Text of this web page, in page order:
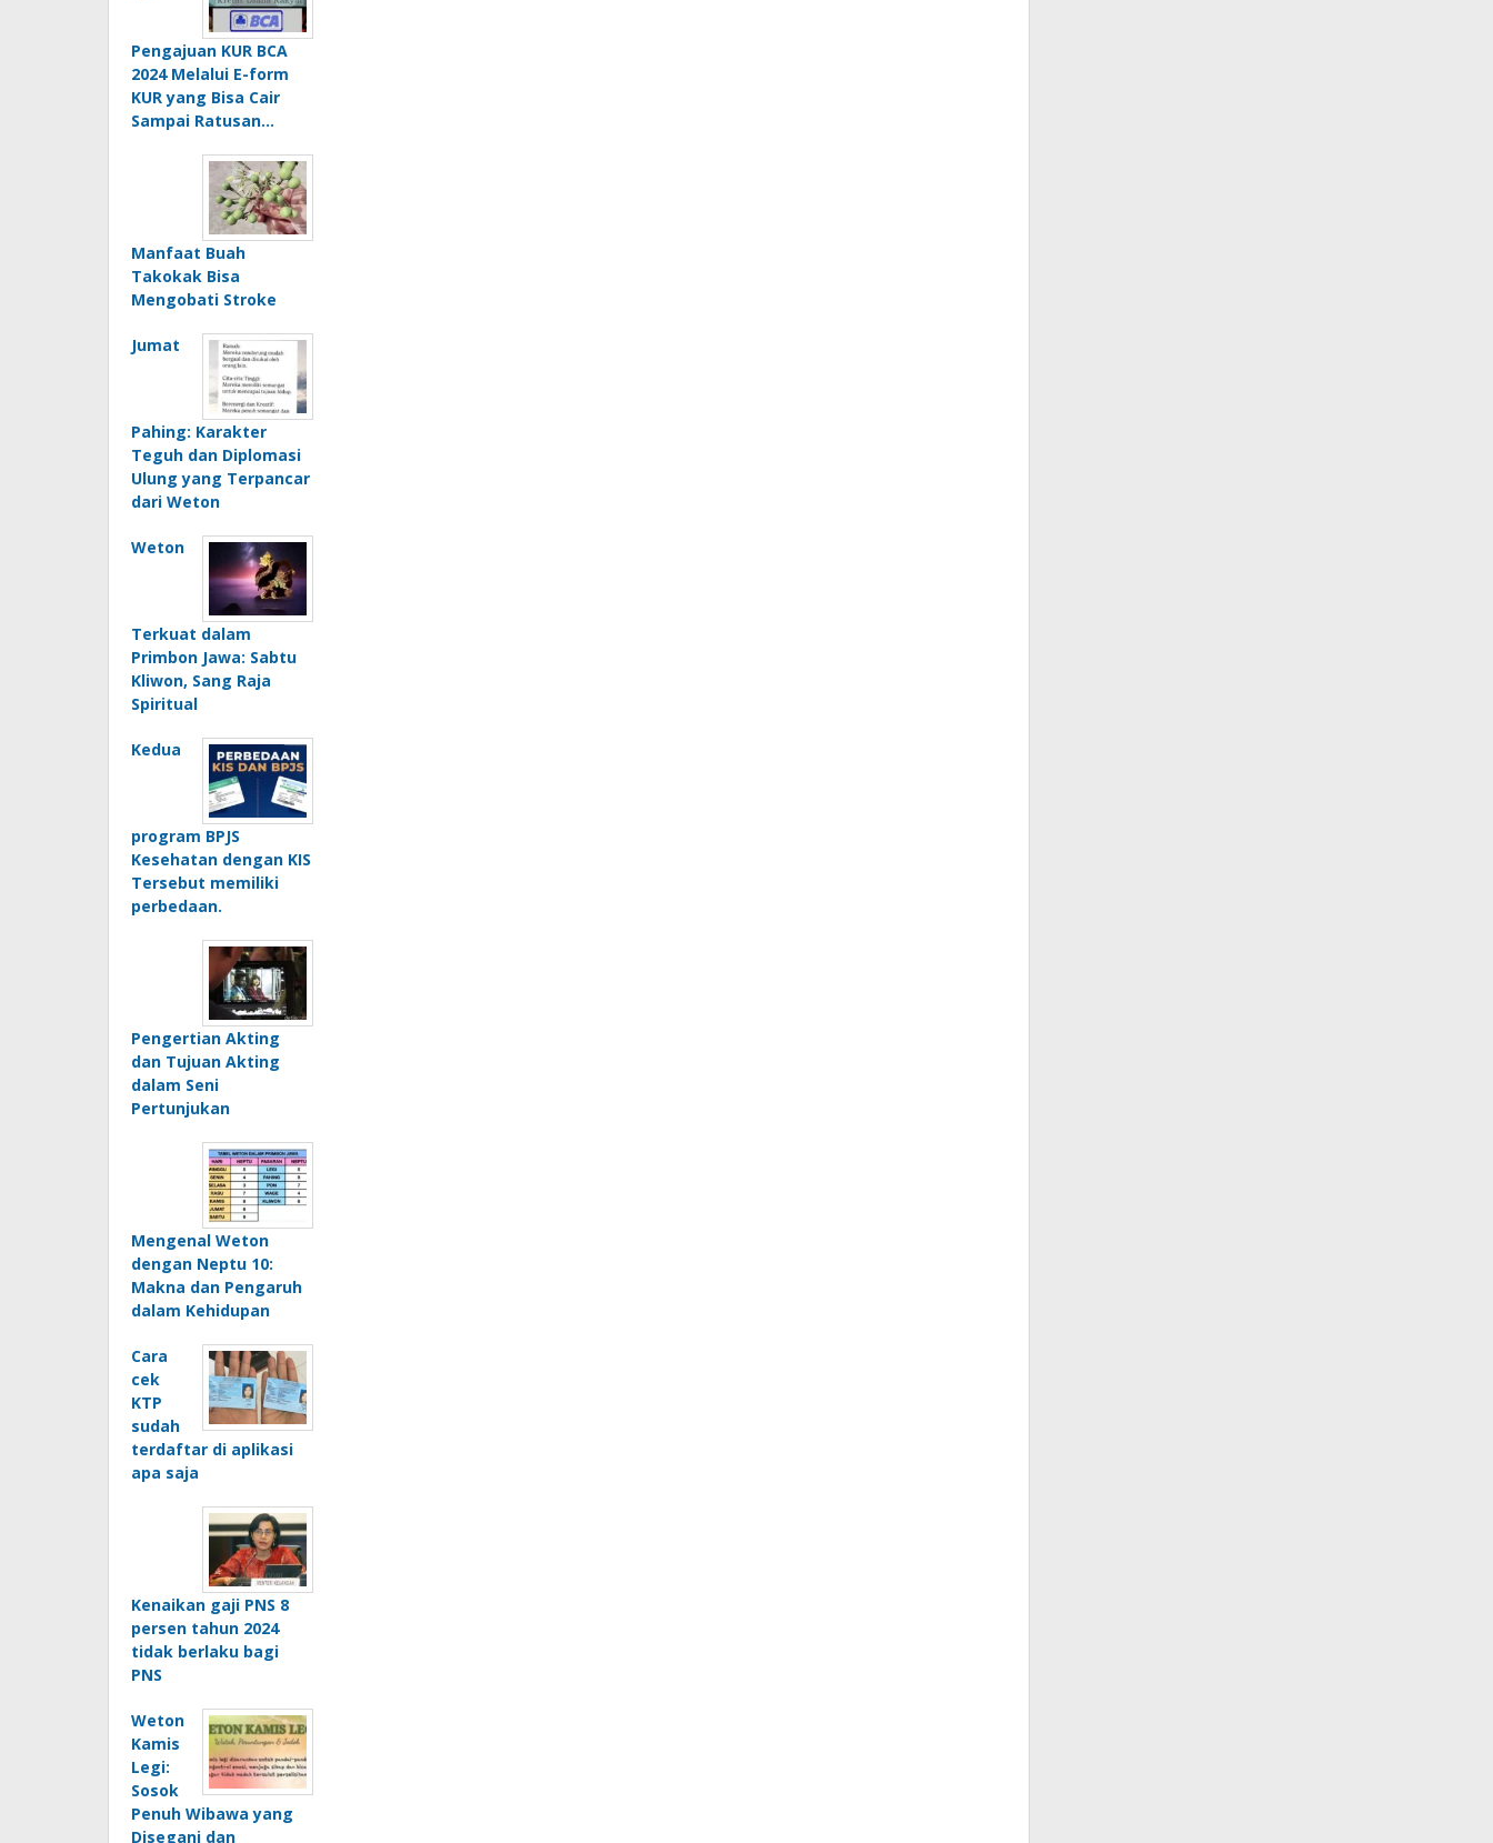
Pengajuan KUR BCA
2024 Melalui E-form
KUR yang Bisa Cair
Sampai Ratusan…
Manfaat Buah
Takokak Bisa
Mengobati Stroke
Jumat
Pahing: Karakter
Teguh dan Diplomasi
Ulung yang Terpancar
dari Weton
Weton
Terkuat dalam
Primbon Jawa: Sabtu
Kliwon, Sang Raja
Spiritual
Kedua
program BPJS
Kesehatan dengan KIS
Tersebut memiliki
perbedaan.
Pengertian Akting
dan Tujuan Akting
dalam Seni
Pertunjukan
Mengenal Weton
dengan Neptu 10:
Makna dan Pengaruh
dalam Kehidupan
Cara
cek
KTP
sudah
terdaftar di aplikasi
apa saja
Kenaikan gaji PNS 8
persen tahun 2024
tidak berlaku bagi
PNS
Weton
Kamis
Legi:
Sosok
Penuh Wibawa yang
Disegani dan